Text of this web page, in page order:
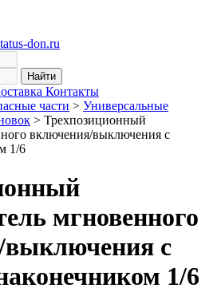
don.ru
Найти
Контакты
части > Универсальные
> Трехпозиционный
включения/выключения с
1/6
мгновенного
с
1/6